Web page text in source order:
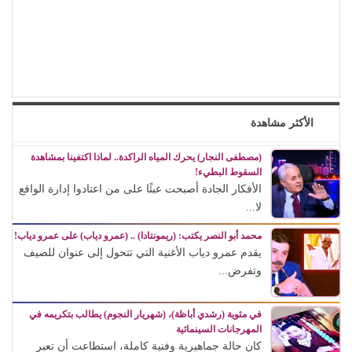
الأكثر مشاهدة
(مصطفى النجار) يحرك المياه الراكدة.. لماذا اكتفينا بمشاهدة
السقوط البطيء!
الأفكار الجادة أصبحت عبئًا على من اعتادوا إدارة الواقع
لا...
محمد أبو النصر يكتب: (ريمونتادا) .. (عمرو دياب) على عمرو دياب!
يقدم عمرو دياب الأغنية التي تتحول إلى عنوان للصيف
وتفرض...
في مئوية (رشدي أباظة)، (شهريار النجوم) يطالب بتكريمه في
المهرجانات السينمائية
كان حالة جماهيرية وفنية كاملة، استطاعت أن تعبر